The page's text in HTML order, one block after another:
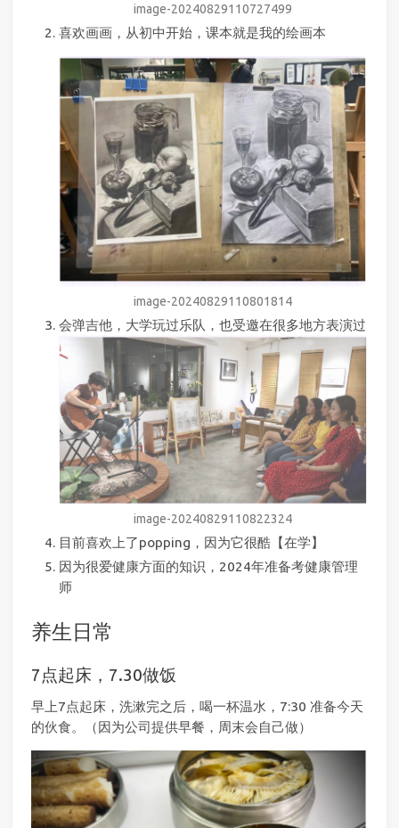
image-20240829110727499
喜欢画画，从初中开始，课本就是我的绘画本
image-20240829110801814
会弹吉他，大学玩过乐队，也受邀在很多地方表演过
image-20240829110822324
目前喜欢上了popping，因为它很酷【在学】
因为很爱健康方面的知识，2024年准备考健康管理
师
养生日常
7点起床，7.30做饭
早上7点起床，洗漱完之后，喝一杯温水，7:30 准备今天
的伙食。（因为公司提供早餐，周末会自己做）